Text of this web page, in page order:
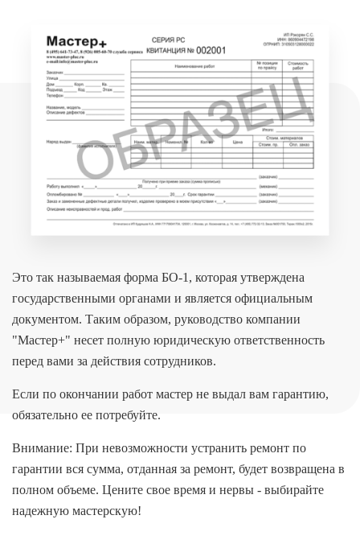
Это так называемая форма БО-1, которая утверждена
государственными органами и является официальным
документом. Таким образом, руководство компании
"Мастер+" несет полную юридическую ответственность
перед вами за действия сотрудников.
Если по окончании работ мастер не выдал вам гарантию,
обязательно ее потребуйте.
Внимание: При невозможности устранить ремонт по
гарантии вся сумма, отданная за ремонт, будет возвращена в
полном объеме. Цените свое время и нервы - выбирайте
надежную мастерскую!